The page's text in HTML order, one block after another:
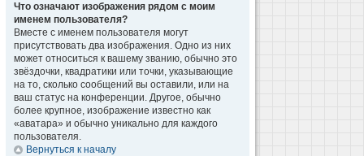
Что означают изображения рядом с моим
именем пользователя?
Вместе с именем пользователя могут
присутствовать два изображения. Одно из них
может относиться к вашему званию, обычно это
звёздочки, квадратики или точки, указывающие
на то, сколько сообщений вы оставили, или на
ваш статус на конференции. Другое, обычно
более крупное, изображение известно как
«аватара» и обычно уникально для каждого
пользователя.
Вернуться к началу